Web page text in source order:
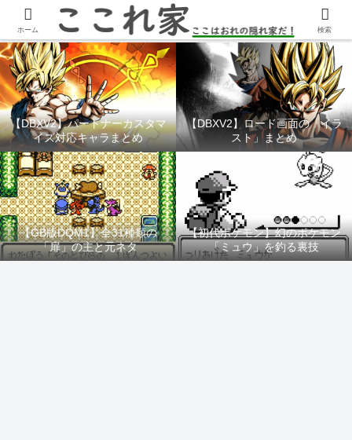
YouTubeチャンネル「ここれ家」
【DBXV2】パートナーカスタマ
イズ対応キャラまとめ
【DBXV2】ロード画面の「イラ
スト」まとめ
【GB版DQM1】全31種類の
「扉」の主と元ネタ
【初代ポケモン】幻のポケモン
「ミュウ」を釣る裏技
ホーム 検索